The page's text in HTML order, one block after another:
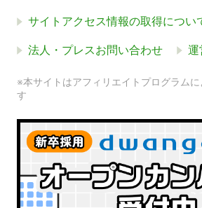
サイトアクセス情報の取得につい
法人・プレスお問い合わせ 運
※本サイトはアフィリエイトプログラム
す